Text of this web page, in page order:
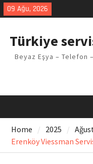
Skip
to
09 Ağu, 2026
Türkiye
Beyaz Eşya – Telefon
Home 2025
Erenköy Viessman